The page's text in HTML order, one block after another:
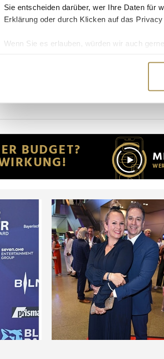
Sie entscheiden darüber, wer Ihre Daten für
Erklärung oder durch Klicken auf das
Wenn Sie es erlauben, würden wir auch
Erfahren Sie mehr darüber, wie Ihre
Wir verwenden Cookies, um Inhalte und
Website an unsere Partner für soziale
möglicherweise mit weiteren Daten
der Dienste gesammelt haben.